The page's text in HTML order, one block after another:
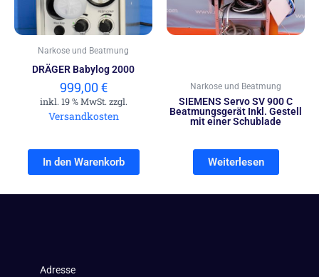
Narkose und Beatmung
DRÄGER Babylog 2000
999,00€
inkl. 19 % MwSt. zzgl.
Versandkosten
In den Warenkorb
Narkose und Beatmung
SIEMENS Servo SV 900 C
Beatmungsgerät Inkl. Gestell
mit einer Schublade
Weiterlesen
Adresse